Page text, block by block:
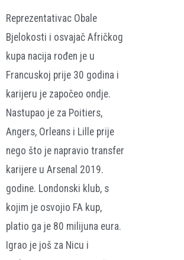
Reprezentativac Obale
Bjelokosti i osvajač Afričkog
kupa nacija rođen je u
Francuskoj prije 30 godina i
karijeru je započeo ondje.
Nastupao je za Poitiers,
Angers, Orleans i Lille prije
nego što je napravio transfer
karijere u Arsenal 2019.
godine. Londonski klub, s
kojim je osvojio FA kup,
platio ga je 80 milijuna eura.
Igrao je još za Nicu i